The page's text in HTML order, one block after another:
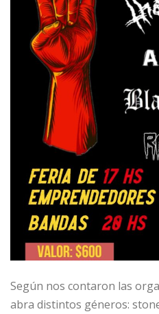
Según nos contaron las
abra distintos géneros: